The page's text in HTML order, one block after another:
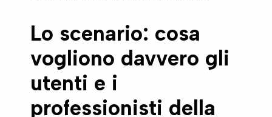
Lo scenario: cosa
vogliono davvero gli
utenti e i
professionisti della